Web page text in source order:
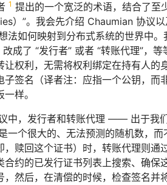
1 提出的一个宽泛的术语，结合了至
）”。我会先介绍 Chaumian 协议
法如何映射到分布式系统的世界中
改成了 “发行者” 或者 “转账代理”
权利，无需将权利绑定在持有人的
子签名（译者注：应指一个公钥，
样。
中，发行者和转账代理 —— 出于我
个很大的、无法预测的随机数，而
赎回这个证书）时，转账代理则通
约的已发行证书列表上搜索、确
然后，在清偿的时候，检查签名